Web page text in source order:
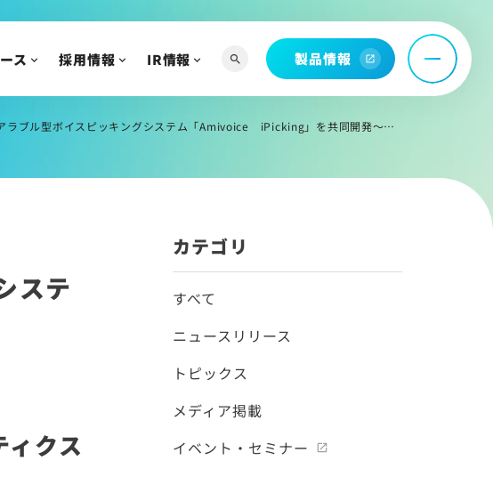
・投資家の皆様へ
料/決算短信および関連資料
イライト
総会/株式関連情報
ついてのご質問
ス 採用情報 IR情報 search 製品情報 open_in_new
Amivoice iPicking」を共同開発～低コスト化とコンパクト化を実現するスマートロジスティクスを実現～
ステ
クス
カテゴリ
すべて
ニュースリリース
トピックス
メディア掲載
イベント・セミナー